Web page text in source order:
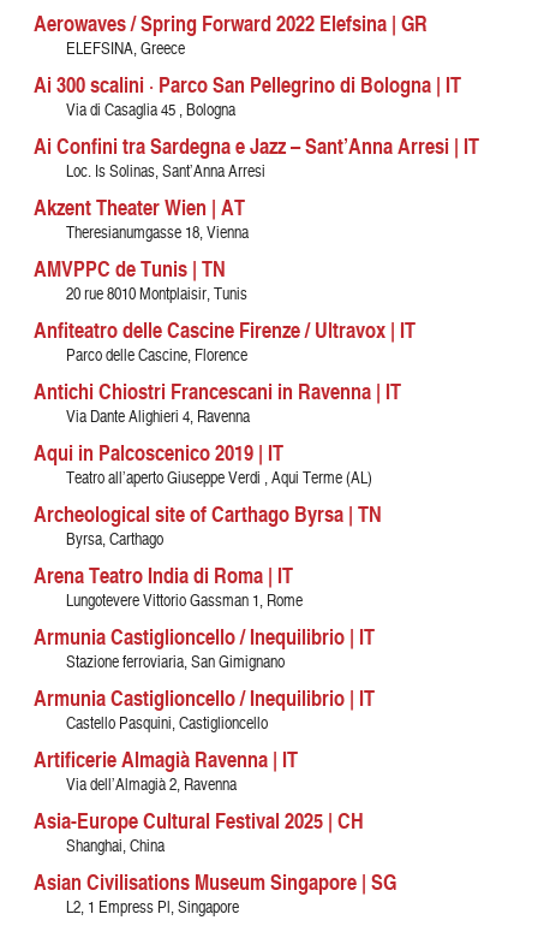
Aerowaves / Spring Forward 2022 Elefsina | GR
ELEFSINA, Greece
Ai 300 scalini · Parco San Pellegrino di Bologna | IT
Via di Casaglia 45 , Bologna
Ai Confini tra Sardegna e Jazz – Sant’Anna Arresi | IT
Loc. Is Solinas, Sant’Anna Arresi
Akzent Theater Wien | AT
Theresianumgasse 18, Vienna
AMVPPC de Tunis | TN
20 rue 8010 Montplaisir, Tunis
Anfiteatro delle Cascine Firenze / Ultravox | IT
Parco delle Cascine, Florence
Antichi Chiostri Francescani in Ravenna | IT
Via Dante Alighieri 4, Ravenna
Aqui in Palcoscenico 2019 | IT
Teatro all’aperto Giuseppe Verdi , Aqui Terme (AL)
Archeological site of Carthago Byrsa | TN
Byrsa, Carthago
Arena Teatro India di Roma | IT
Lungotevere Vittorio Gassman 1, Rome
Armunia Castiglioncello / Inequilibrio | IT
Stazione ferroviaria, San Gimignano
Armunia Castiglioncello / Inequilibrio | IT
Castello Pasquini, Castiglioncello
Artificerie Almagià Ravenna | IT
Via dell’Almagià 2, Ravenna
Asia-Europe Cultural Festival 2025 | CH
Shanghai, China
Asian Civilisations Museum Singapore | SG
L2, 1 Empress Pl, Singapore